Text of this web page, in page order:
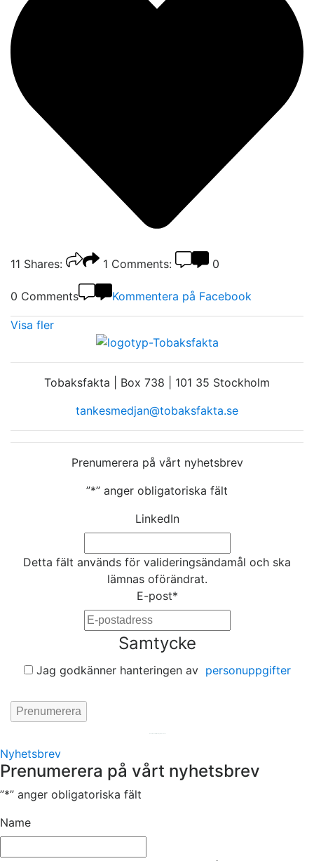
11 Shares: 1 Comments: 0
0 Comments Kommentera på Facebook
Visa fler
Tobaksfakta | Box 738 | 101 35 Stockholm
tankesmedjan@tobaksfakta.se
Prenumerera på vårt nyhetsbrev
”*” anger obligatoriska fält
LinkedIn
Detta fält används för valideringsändamål och ska
lämnas oförändrat.
E-post*
Samtycke
Jag godkänner hanteringen av personuppgifter
Nyhetsbrev
Prenumerera på vårt nyhetsbrev
”*” anger obligatoriska fält
Name